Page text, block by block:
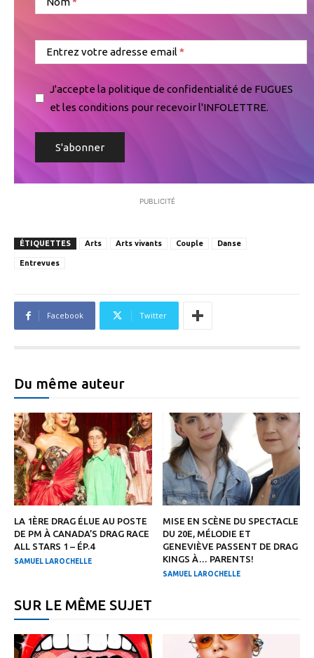
Entrez votre adresse email
J'accepte la politique de confidentialité de FUGUES
et les conditions pour recevoir l'INFOLETTRE.
PUBLICITÉ
ÉTIQUETTES Arts Arts vivants Couple Danse
Entrevues
Facebook Twitter
Du même auteur
LA 1ÈRE DRAG ÉLUE AU POSTE
DE PM À CANADA’S DRAG RACE
ALL STARS 1 – ÉP.4
SAMUEL LAROCHELLE
MISE EN SCÈNE DU SPECTACLE
DU 20E, MÉLODIE ET
GENEVIÈVE PASSENT DE DRAG
KINGS À… PARENTS!
SAMUEL LAROCHELLE
SUR LE MÊME SUJET